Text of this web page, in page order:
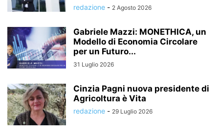
redazione - 2 Agosto 2026
Gabriele Mazzi: MONETHICA, un
Modello di Economia Circolare
per un Futuro...
31 Luglio 2026
Cinzia Pagni nuova presidente di
Agricoltura è Vita
redazione - 29 Luglio 2026